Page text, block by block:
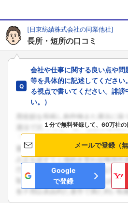
[日東紡績株式会社の同業他社]
長所・短所の口コミ
会社や仕事に関する良い点や
等を具体的に記述してください
る視点で書いてください。誹謗
い。）
１分で無料登録して、60万社
メールで登録（無
Google
で登録